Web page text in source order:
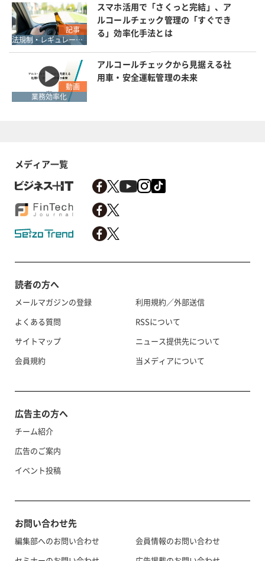
記事
法規制・レギュレーション
スマホ活用で「さくっと完結」、ア
ルコールチェック管理の「すぐでき
る」効率化手法とは
動画
業務効率化
アルコールチェックから見据える社
用車・安全運転管理の未来
メディア一覧
読者の方へ
メールマガジンの登録
よくある質問
サイトマップ
会員規約
利用規約／外部送信
RSSについて
ニュース提供先について
当メディアについて
広告主の方へ
チーム紹介
広告のご案内
イベント投稿
お問い合わせ先
編集部へのお問い合わせ
会員情報のお問い合わせ